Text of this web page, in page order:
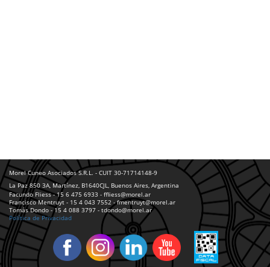
Morel Cuneo Asociados S.R.L. - CUIT 30-71714148-9
La Paz 850 3A, Martínez, B1640CJL, Buenos Aires, Argentina
Facundo Fliess - 15 6 475 6933 - ffliess@morel.ar
Francisco Mentruyt - 15 4 043 7552 - fmentruyt@morel.ar
Tomás Dondo - 15 4 088 3797 - tdondo@morel.ar
Política de Privacidad